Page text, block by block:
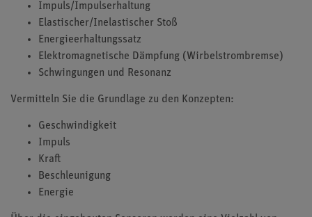
Impuls/Impulserhaltung
Elastischer/Inelastischer Stoß
Energieerhaltungssatz
Elektromagnetische Dämpfung (Wirbelstrombremse)
Schwingungen und Resonanz
Vermitteln Sie die Grundlage zu den Konzepten:
Geschwindigkeit
Impuls
Kraft
Beschleunigung
Energie